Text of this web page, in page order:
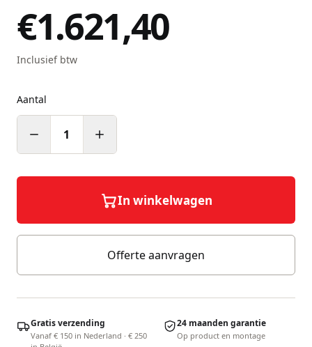
€1.621,40
Inclusief btw
Aantal
1
In winkelwagen
Offerte aanvragen
Gratis verzending
Vanaf € 150 in Nederland · € 250
24 maanden garantie
Op product en montage